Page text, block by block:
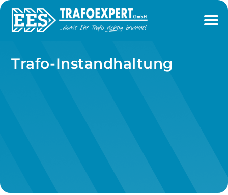
Trafo-Instandhaltung